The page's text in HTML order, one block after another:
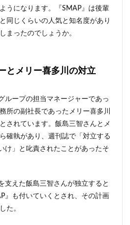
うになります。『SMAP』は後輩
同じくらいの人気と知名度があり
まったのでしょうか。
とメリー喜多川の対立
ループの担当マネージャーであっ
所の副社長であったメリー喜多川
されています。飯島三智さんとメ
確執があり、週刊誌で「対立する
け」と叱責されたことがあったそ
支えた飯島三智さんが独立すると
』も付いていくとされ、その計画
た。